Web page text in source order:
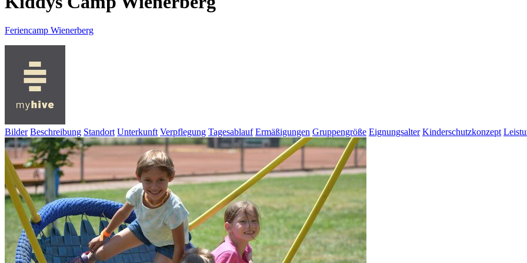
Feriencamp Wienerberg
Bilder Beschreibung Standort Unterkunft Verpflegung Tagesablauf Ermäßigungen Gruppengröße Eignungsalter Kinderschutzkonzept